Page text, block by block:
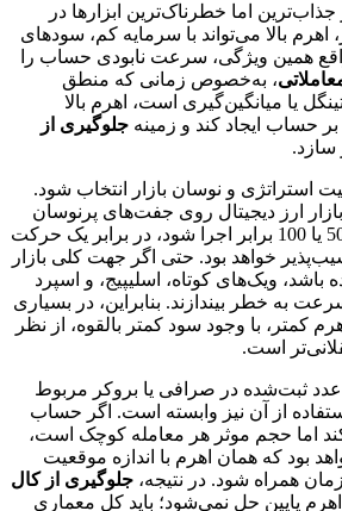
جذاب‌ترین اما خطرناک‌ترین ابزارها در
بالا می‌تواند با سرمایه کم، سودهای
واقع همین ویژگی، سرعت نابودی حساب را
، به‌خصوص زمانی که منطق
یا میانگین‌گیری است، اهرم بالا
حساب ایجاد کند و زمینه جلوگیری از
سازد.
استراتژی و نوسان بازار انتخاب شود.
ارز دیجیتال روی جفت‌های پرنوسان
کار می‌کند، اگر با اهرم 50 یا 100 برابر اجرا شود، در برابر یک حرکت
خواهد بود. حتی اگر جهت کلی بازار
ویک‌های کوتاه، اسلیپیج، و اسپرد
به خطر بیندازند. بنابراین، در بسیاری
کمتر، با وجود سود کمتر بالقوه، از نظر
است.
ثبت‌شده در صرافی یا بروکر مربوط
از آن نیز وابسته است. اگر حساب
اما حجم موثر هر معامله کوچک است،
بود که همان اهرم با اندازه موقعیت
همراه شود. در نتیجه، جلوگیری از کال
پایین حل نمی‌شود؛ باید کل معماری